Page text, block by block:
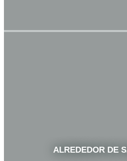
ALREDEDOR DE